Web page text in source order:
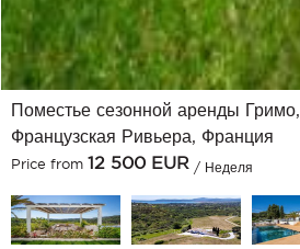
Поместье сезонной аренды Гримо,
Французская Ривьера, Франция
Price from 12 500 EUR / Неделя